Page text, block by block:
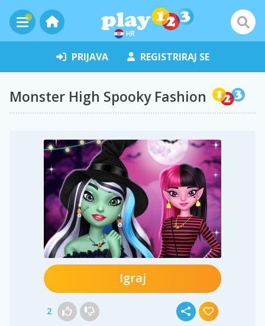
HR
PRIJAVA REGISTRIRAJ SE
Monster High Spooky Fashion
Igraj
2